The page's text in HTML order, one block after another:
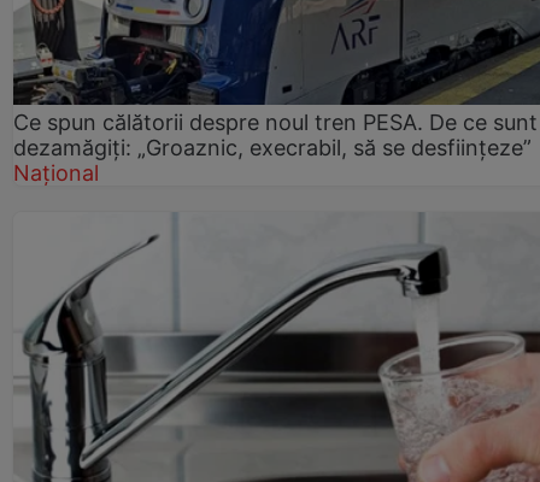
Ce spun călătorii despre noul tren PESA. De ce sunt
dezamăgiți: „Groaznic, execrabil, să se desființeze”
Național